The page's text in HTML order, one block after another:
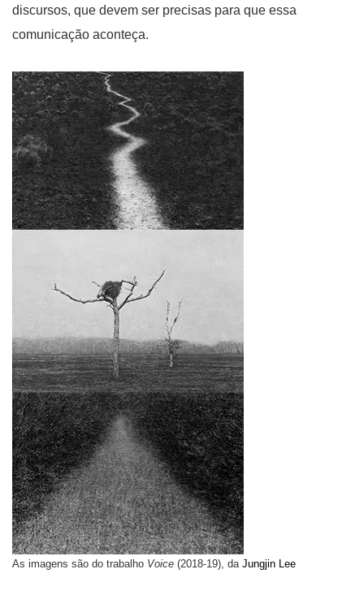
discursos, que devem ser precisas para que essa
comunicação aconteça.
As imagens são do trabalho Voice (2018-19), da Jungjin Lee